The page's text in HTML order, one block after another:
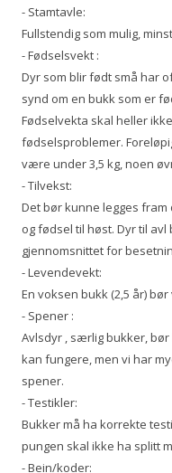
- Stamtavle:
Fullstendig som mulig,
- Fødselsvekt :
Dyr som blir født små har
synd om en bukk som er
Fødselvekta skal heller
fødselsproblemer.
være under 3,5 kg, noen
- Tilvekst:
Det bør kunne legges
og fødsel til høst. Dyr til
gjennomsnittet for
- Levendevekt:
En voksen bukk (2,5 år) bør
- Spener :
Avlsdyr , særlig bukker,
kan fungere, men vi har
spener.
- Testikler:
Bukker må ha korrekte
pungen skal ikke ha splitt
- Bein/koder: